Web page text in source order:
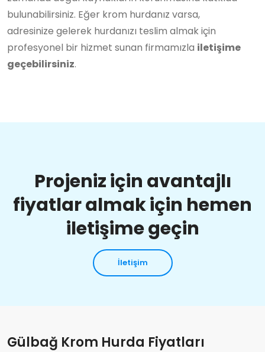
bulunabilirsiniz. Eğer krom hurdanız varsa,
adresinize gelerek hurdanızı teslim almak için
profesyonel bir hizmet sunan firmamızla iletişime
geçebilirsiniz.
Projeniz için avantajlı
fiyatlar almak için hemen
iletişime geçin
İletişim
Gülbağ Krom Hurda Fiyatları